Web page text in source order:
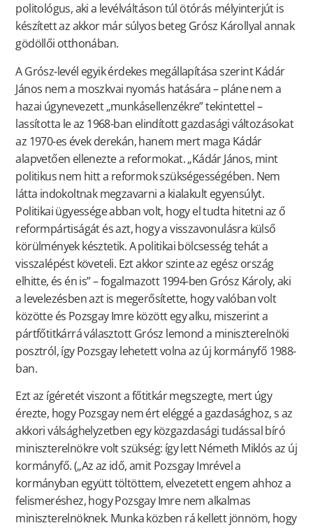
politológus, aki a levélváltáson túl ötórás mélyinterjút is
készített az akkor már súlyos beteg Grósz Károllyal annak
gödöllői otthonában.
A Grósz-levél egyik érdekes megállapítása szerint Kádár
János nem a moszkvai nyomás hatására – pláne nem a
hazai úgynevezett „munkásellenzékre” tekintettel –
lassította le az 1968-ban elindított gazdasági változásokat
az 1970-es évek derekán, hanem mert maga Kádár
alapvetően ellenezte a reformokat. „Kádár János, mint
politikus nem hitt a reformok szükségességében. Nem
látta indokoltnak megzavarni a kialakult egyensúlyt.
Politikai ügyessége abban volt, hogy el tudta hitetni az ő
reformpártiságát és azt, hogy a visszavonulásra külső
körülmények késztetik. A politikai bölcsesség tehát a
visszalépést követeli. Ezt akkor szinte az egész ország
elhitte, és én is” – fogalmazott 1994-ben Grósz Károly, aki
a levelezésben azt is megerősítette, hogy valóban volt
közötte és Pozsgay Imre között egy alku, miszerint a
pártfőtitkárrá választott Grósz lemond a miniszterelnöki
posztról, így Pozsgay lehetett volna az új kormányfő 1988-
ban.
Ezt az ígéretét viszont a főtitkár megszegte, mert úgy
érezte, hogy Pozsgay nem ért eléggé a gazdasághoz, s az
akkori válsághelyzetben egy közgazdasági tudással bíró
miniszterelnökre volt szükség: így lett Németh Miklós az új
kormányfő. („Az az idő, amit Pozsgay Imrével a
kormányban együtt töltöttem, elvezetett engem ahhoz a
felismeréshez, hogy Pozsgay Imre nem alkalmas
miniszterelnöknek. Munka közben rá kellett jönnöm, hogy